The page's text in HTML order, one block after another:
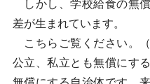
しかし、学校給食の無
差が生まれています。
こちらご覧ください。
公立、私立とも無償にす